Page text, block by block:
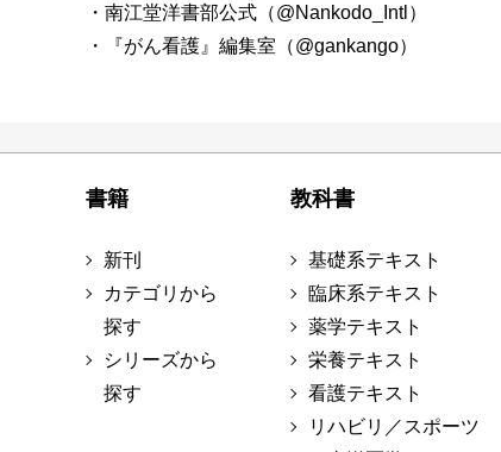
・南江堂洋書部公式（@Nankodo_Intl）
・『がん看護』編集室（@gankango）
書籍
新刊
カテゴリから
探す
シリーズから
探す
教科書
基礎系テキスト
臨床系テキスト
薬学テキスト
栄養テキスト
看護テキスト
リハビリ／スポーツ